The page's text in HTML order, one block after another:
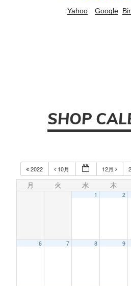
Yahoo Google
SHOP
2022 10月 12月
月 火 水 木
1 2
6 7 8 9